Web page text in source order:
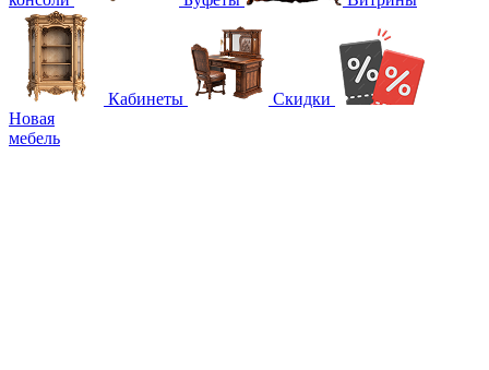
Кабинеты
Скидки
Новая
мебель